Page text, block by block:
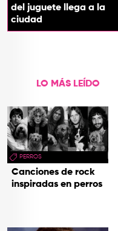
del juguete llega a la
ciudad
LO MÁS LEÍDO
PERROS
Canciones de rock
inspiradas en perros